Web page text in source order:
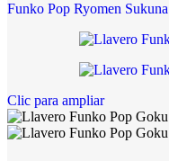
Funko Pop Ryomen Sukuna
Clic para ampliar